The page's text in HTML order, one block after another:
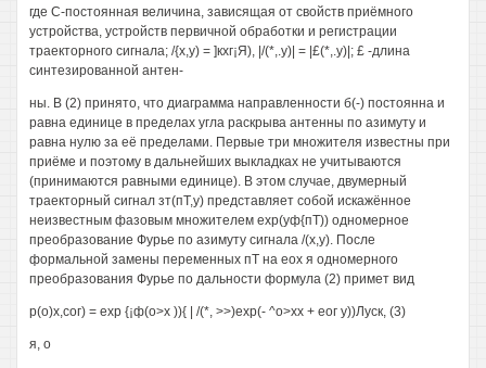
где С-постоянная величина, зависящая от свойств приёмного
устройства, устройств первичной обработки и регистрации
траекторного сигнала; /{х,у) = ]кхг¡Я), |/(*,.у)| = |£(*,.у)|; £ -длина
синтезированной антен-
ны. В (2) принято, что диаграмма направленности б(-) постоянна и
равна единице в пределах угла раскрыва антенны по азимуту и
равна нулю за её пределами. Первые три множителя известны при
приёме и поэтому в дальнейших выкладках не учитываются
(принимаются равными единице). В этом случае, двумерный
траекторный сигнал зт(пТ,у) представляет собой искажённое
неизвестным фазовым множителем ехр(уф{пТ)) одномерное
преобразование Фурье по азимуту сигнала /(х,у). После
формальной замены переменных пТ на еох я одномерного
преобразования Фурье по дальности формула (2) примет вид
р(о)х,сог) = ехр {¡ф(о>х )){ | /(*, >>)ехр(- ^о>хх + еог у))Луск, (3)
я, о